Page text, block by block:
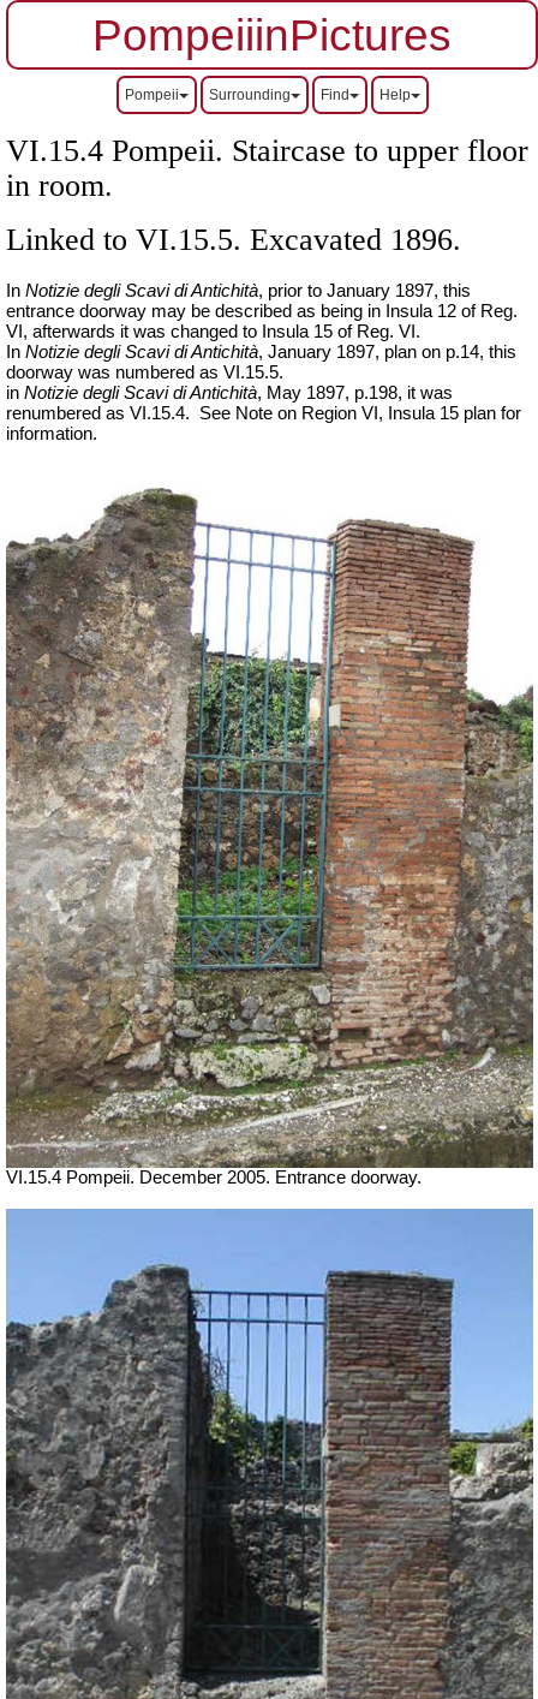
PompeiiinPictures
Pompeii Surrounding Find Help
VI.15.4 Pompeii. Staircase to upper floor
in room.
Linked to VI.15.5. Excavated 1896.
In Notizie degli Scavi di Antichità, prior to January 1897, this
entrance doorway may be described as being in Insula 12 of Reg.
VI, afterwards it was changed to Insula 15 of Reg. VI.
In Notizie degli Scavi di Antichità, January 1897, plan on p.14, this
doorway was numbered as VI.15.5.
in Notizie degli Scavi di Antichità, May 1897, p.198, it was
renumbered as VI.15.4.
See Note on Region VI, Insula 15 plan for
information.
VI.15.4 Pompeii. December 2005. Entrance doorway.